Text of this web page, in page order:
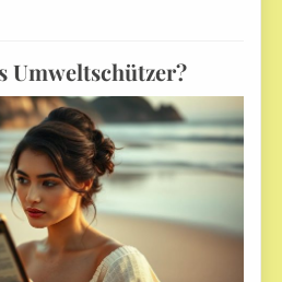
Umweltschützer?